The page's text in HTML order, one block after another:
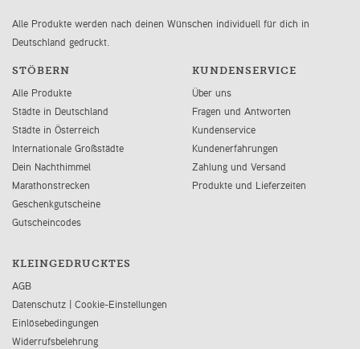
Alle Produkte werden nach deinen Wünschen individuell für dich in
Deutschland gedruckt.
STÖBERN
Alle Produkte
Städte in Deutschland
Städte in Österreich
Internationale Großstädte
Dein Nachthimmel
Marathonstrecken
Geschenkgutscheine
Gutscheincodes
KUNDENSERVICE
Über uns
Fragen und Antworten
Kundenservice
Kundenerfahrungen
Zahlung und Versand
Produkte und Lieferzeiten
KLEINGEDRUCKTES
AGB
Datenschutz | Cookie-Einstellungen
Einlösebedingungen
Widerrufsbelehrung